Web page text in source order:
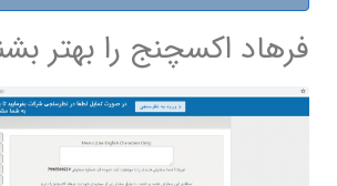
فرهاد اکسچنج را بهتر